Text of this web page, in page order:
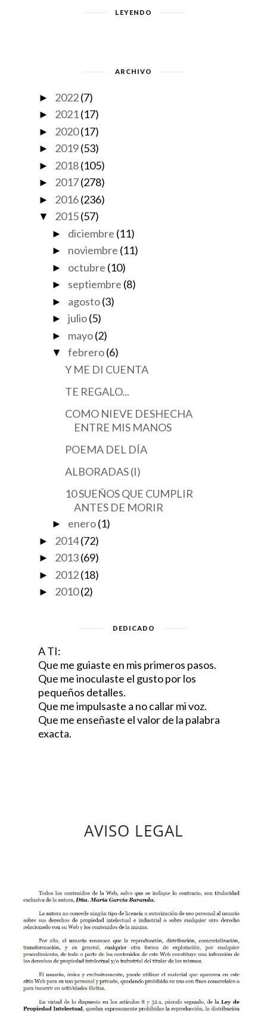
LEYENDO
ARCHIVO
► 2022(7)
► 2021(17)
► 2020(17)
► 2019(53)
► 2018(105)
► 2017(278)
► 2016(236)
▼ 2015(57)
► diciembre (11)
► noviembre (11)
► octubre (10)
► septiembre (8)
► agosto (3)
► julio (5)
► mayo (2)
▼ febrero (6)
Y ME DI CUENTA
TE REGALO...
COMO NIEVE DESHECHA
ENTRE MIS MANOS
POEMA DEL DÍA
ALBORADAS (I)
10 SUEÑOS QUE CUMPLIR
ANTES DE MORIR
► enero (1)
► 2014(72)
► 2013(69)
► 2012(18)
► 2010(2)
DEDICADO
A TI:
Que me guiaste en mis primeros pasos.
Que me inoculaste el gusto por los
pequeños detalles.
Que me impulsaste a no callar mi voz.
Que me enseñaste el valor de la palabra
exacta.
AVISO LEGAL